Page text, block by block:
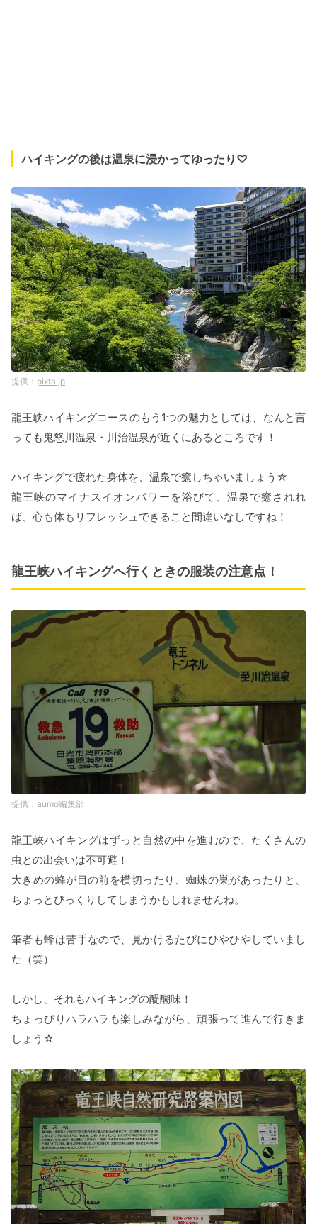
ハイキングの後は温泉に浸かってゆったり♡
pixta.jp
龍王峡ハイキングコースのもう1つの魅力としては、なんと言
っても鬼怒川温泉・川治温泉が近くにあるところです！
ハイキングで疲れた身体を、温泉で癒しちゃいましょう☆
龍王峡のマイナスイオンパワーを浴びて、温泉で癒されれ
ば、心も体もリフレッシュできること間違いなしですね！
龍王峡ハイキングへ行くときの服装の注意点！
aumo編集部
龍王峡ハイキングはずっと自然の中を進むので、たくさんの
虫との出会いは不可避！
大きめの蜂が目の前を横切ったり、蜘蛛の巣があったりと、
ちょっとびっくりしてしまうかもしれませんね。
筆者も蜂は苦手なので、見かけるたびにひやひやしていまし
た（笑）
しかし、それもハイキングの醍醐味！
ちょっぴりハラハラも楽しみながら、頑張って進んで行きま
しょう☆